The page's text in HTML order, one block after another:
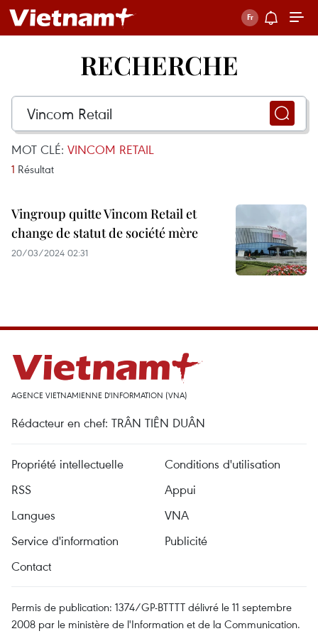
RECHERCHE
MOT CLÉ: VINCOM RETAIL
1 Résultat
Vingroup quitte Vincom Retail et
change de statut de société mère
20/03/2024 02:31
AGENCE VIETNAMIENNE D'INFORMATION (VNA)
Rédacteur en chef: TRÂN TIÊN DUÂN
Propriété intellectuelle
Conditions d'utilisation
RSS
Appui
Langues
VNA
Service d'information
Publicité
Contact
Permis de publication: 1374/GP-BTTTT délivré le 11 septembre
2008 par le ministère de l'Information et de la Communication.